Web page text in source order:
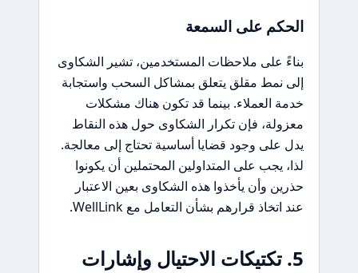
الحكم على السمعة
بناءً على ملاحظات المستخدمين، تشير الشكاوى
إلى نمط مقلق يتعلق بمشاكل السحب واستجابة
خدمة العملاء. بينما قد تكون هناك مشكلات
معزولة، فإن تكرار الشكاوى حول هذه النقاط
يدل على وجود قضايا أساسية تحتاج إلى معالجة.
لذا، يجب على المتداولين المحتملين أن يكونوا
حذرين وأن يأخذوا هذه الشكاوى بعين الاعتبار
عند اتخاذ قرارهم بشأن التعامل مع WellLink.
5. تكتيكات الاحتيال وإشارات